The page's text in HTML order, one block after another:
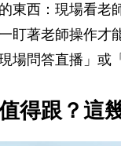
東西：現場看老
盯著老師操作才
問答直播」或
得跟？這